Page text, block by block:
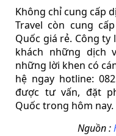
Không chỉ cung cấp
Travel còn cung
Quốc giá rẻ. Công
khách những dịch
những lời khen có
hệ ngay hotline:
được tư vấn, đặt
Quốc trong hôm nay.
Nguồn :